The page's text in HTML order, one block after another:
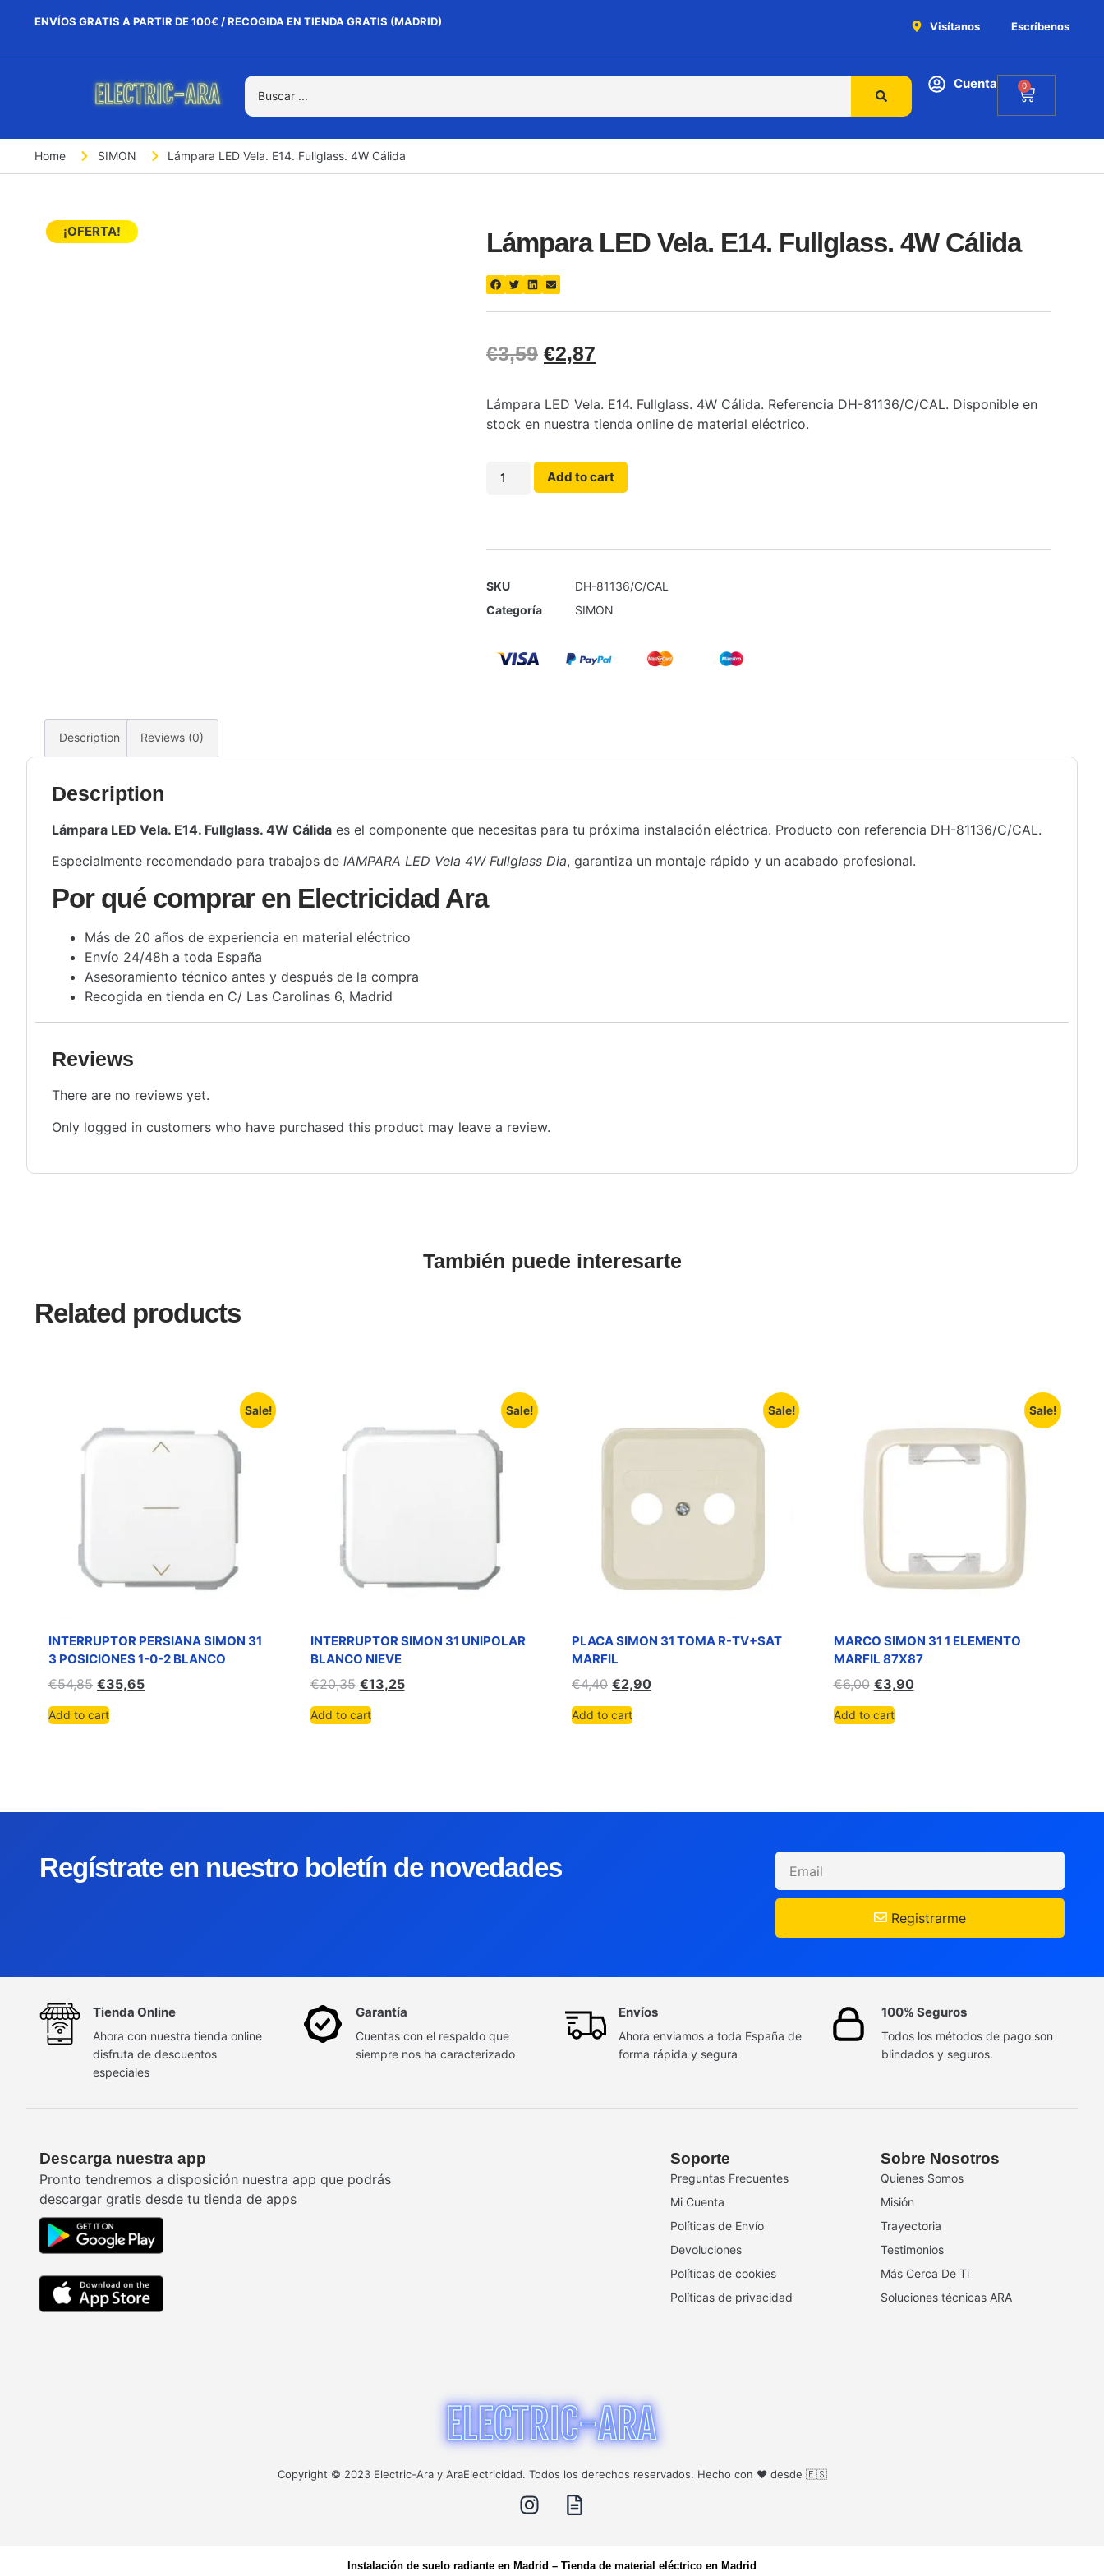
ENVÍOS GRATIS A PARTIR DE 100€ / RECOGIDA EN TIENDA GRATIS (MADRID) Visítanos Escríbenos
Cuenta 0
Home SIMON Lámpara LED Vela. E14. Fullglass. 4W Cálida
¡OFERTA! Lámpara LED Vela. E14. Fullglass. 4W Cálida
€3,59 €2,87
Lámpara LED Vela. E14. Fullglass. 4W Cálida. Referencia DH-81136/C/CAL. Disponible en
stock en nuestra tienda online de material eléctrico.
Add to cart
SKU
DH-81136/C/CAL
Categoría
SIMON
Description Reviews (0)
Description
Lámpara LED Vela. E14. Fullglass. 4W Cálida es el componente que necesitas para tu próxima instalación eléctrica. Producto con referencia DH-81136/C/CAL.
Especialmente recomendado para trabajos de lAMPARA LED Vela 4W Fullglass Dia, garantiza un montaje rápido y un acabado profesional.
Por qué comprar en Electricidad Ara
Más de 20 años de experiencia en material eléctrico
Envío 24/48h a toda España
Asesoramiento técnico antes y después de la compra
Recogida en tienda en C/ Las Carolinas 6, Madrid
Reviews
There are no reviews yet.
Only logged in customers who have purchased this product may leave a review.
También puede interesarte
Related products
Sale!
INTERRUPTOR PERSIANA SIMON 31
3 POSICIONES 1-0-2 BLANCO
€54,85 €35,65
Add to cart
Sale!
INTERRUPTOR SIMON 31 UNIPOLAR
BLANCO NIEVE
€20,35 €13,25
Add to cart
Sale!
PLACA SIMON 31 TOMA R-TV+SAT
MARFIL
€4,40 €2,90
Add to cart
Sale!
MARCO SIMON 31 1 ELEMENTO
MARFIL 87X87
€6,00 €3,90
Add to cart
Regístrate en nuestro boletín de novedades
Registrarme
Tienda Online
Ahora con nuestra tienda online
disfruta de descuentos
especiales
Garantía
Cuentas con el respaldo que
siempre nos ha caracterizado
Envíos
Ahora enviamos a toda España de
forma rápida y segura
100% Seguros
Todos los métodos de pago son
blindados y seguros.
Descarga nuestra app
Pronto tendremos a disposición nuestra app que podrás
descargar gratis desde tu tienda de apps
Soporte
Preguntas Frecuentes
Mi Cuenta
Políticas de Envío
Devoluciones
Políticas de cookies
Políticas de privacidad
Sobre Nosotros
Quienes Somos
Misión
Trayectoria
Testimonios
Más Cerca De Ti
Soluciones técnicas ARA
Copyright © 2023 Electric-Ara y AraElectricidad. Todos los derechos reservados. Hecho con ❤️ desde 🇪🇸
Instalación de suelo radiante en Madrid – Tienda de material eléctrico en Madrid